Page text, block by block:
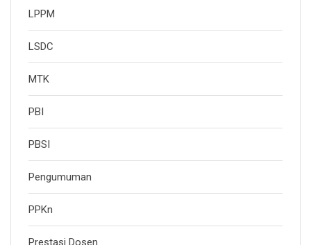
LPPM
LSDC
MTK
PBI
PBSI
Pengumuman
PPKn
Prestasi Dosen